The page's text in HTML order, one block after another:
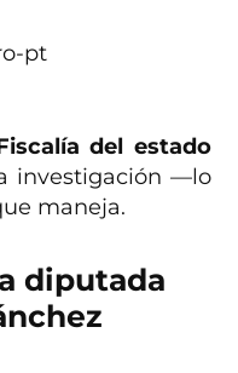
del estado
investigación —lo
maneja.
diputada